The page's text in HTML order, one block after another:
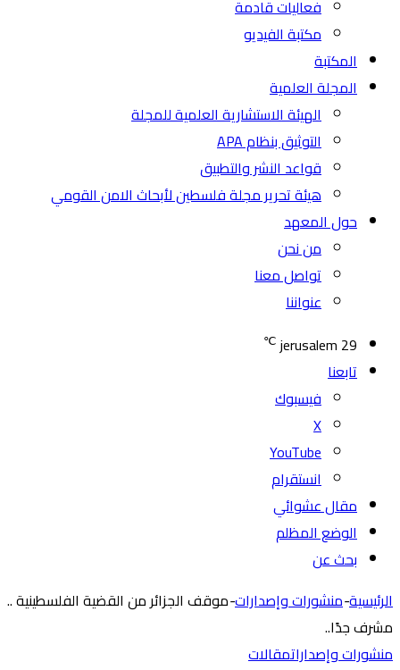
فعاليات قادمة
مكتبة الفيديو
المكتبة
المجلة العلمية
الهيئة الاستشارية العلمية للمجلة
التوثيق بنظام APA
قواعد النشر والتطبيق
هيئة تحرير مجلة فلسطين لأبحاث الامن القومي
حول المعهد
من نحن
تواصل معنا
عنواننا
jerusalem 29
℃
تابعنا
فيسبوك
‫X
‫YouTube
انستقرام
مقال عشوائي
الوضع المظلم
بحث عن
الرئيسية-منشورات وإصدارات-موقف الجزائر من القضية الفلسطينية ..
مشرف جدًا..
منشورات وإصداراتمقالات